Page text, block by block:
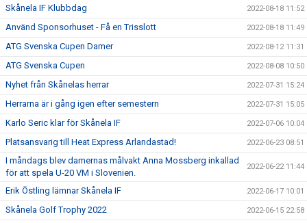
Skånela IF Klubbdag 2022-08-18 11:52
Använd Sponsorhuset - Få en Trisslott 2022-08-18 11:49
ATG Svenska Cupen Damer 2022-08-12 11:31
ATG Svenska Cupen 2022-08-08 10:50
Nyhet från Skånelas herrar 2022-07-31 15:24
Herrarna är i gång igen efter semestern 2022-07-31 15:05
Karlo Seric klar för Skånela IF 2022-07-06 10:04
Platsansvarig till Heat Express Arlandastad! 2022-06-23 08:51
I måndags blev damernas målvakt Anna Mossberg inkallad
för att spela U-20 VM i Slovenien.
2022-06-22 11:44
Erik Östling lämnar Skånela IF 2022-06-17 10:01
Skånela Golf Trophy 2022 2022-06-15 22:58